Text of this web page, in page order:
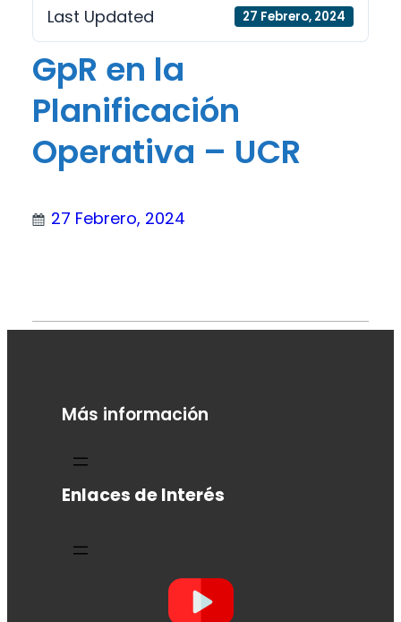
Last Updated 27 Febrero, 2024
GpR en la
Planificación
Operativa – UCR
27 Febrero, 2024
Más información
Enlaces de Interés